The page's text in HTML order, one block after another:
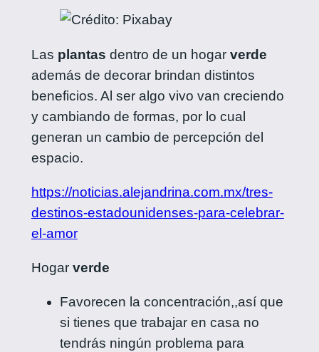
Las plantas dentro de un hogar verde
además de decorar brindan distintos
beneficios. Al ser algo vivo van creciendo
y cambiando de formas, por lo cual
generan un cambio de percepción del
espacio.
https://noticias.alejandrina.com.mx/tres-
destinos-estadounidenses-para-celebrar-
el-amor
Hogar verde
Favorecen la concentración,,así que
si tienes que trabajar en casa no
tendrás ningún problema para